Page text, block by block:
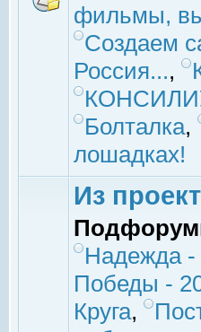
фильмы,
Создаем
Россия...,
Болталка,
лошадках!
Из
Надежда -
Победы -
Круга,